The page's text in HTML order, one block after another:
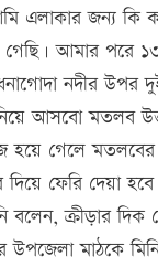
এলাকার জন্য কি
গেছি। আমার পরে
নদীর
আসবো মতলব
হয়ে গেলে
ফেরি দেয়া
বলেন, ক্রীড়ার
মাঠকে